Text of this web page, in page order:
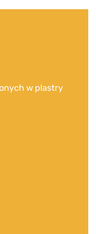
w plastry